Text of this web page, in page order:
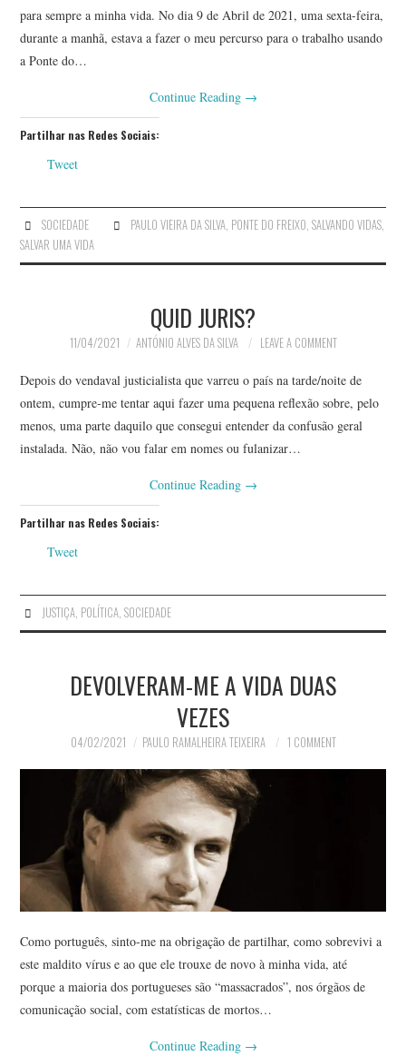
para sempre a minha vida. No dia 9 de Abril de 2021, uma sexta-feira,
durante a manhã, estava a fazer o meu percurso para o trabalho usando
a Ponte do…
Continue Reading →
Partilhar nas Redes Sociais:
Tweet
SOCIEDADE PAULO VIEIRA DA SILVA, PONTE DO FREIXO SALVANDO VIDAS,
SALVAR UMA VIDA
QUID JURIS?
11/04/2021 ANTÓNIO ALVES DA SILVA LEAVE A COMMENT
Depois do vendaval justicialista que varreu o país na tarde/noite de
ontem, cumpre-me tentar aqui fazer uma pequena reflexão sobre, pelo
menos, uma parte daquilo que consegui entender da confusão geral
instalada. Não, não vou falar em nomes ou fulanizar…
Continue Reading →
Partilhar nas Redes Sociais:
Tweet
JUSTIÇA, POLÍTICA, SOCIEDADE
DEVOLVERAM-ME A VIDA DUAS
VEZES
04/02/2021 PAULO RAMALHEIRA TEIXEIRA 1 COMMENT
Como português, sinto-me na obrigação de partilhar, como sobrevivi a
este maldito vírus e ao que ele trouxe de novo à minha vida, até
porque a maioria dos portugueses são “massacrados”, nos órgãos de
comunicação social, com estatísticas de mortos…
Continue Reading →